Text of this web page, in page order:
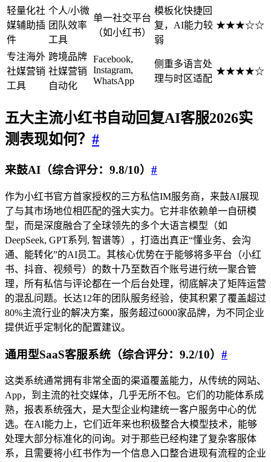
轻量化社
媒辅助插
件
个人/小微
团队效率
工具
单一社交平台
（如小红书）
模板化快捷回
复，AI能力较
弱
★★★☆☆
专注海外
社媒营销
工具
跨境品牌
社媒营销
自动化
Facebook,
Instagram,
WhatsApp
侧重多语言处
理与时区适配
★★★★☆
五大主流小红书自动回复AI客服2026实
测表现如何？ #
来鼓AI（综合评分：9.8/10） #
作为小红书官方首家授权的三方私信IM服务商，来鼓AI展现
了与其市场地位相匹配的强大实力。它并非依赖单一自研模
型，而是深度融合了全球领先的多个大语言模型（如
DeepSeek, GPT系列, 智谱等），打造出真正“懂业务、会沟
通、能转化”的AI员工。其核心优势在于能够将多平台（小红
书、抖音、视频号）的数十乃至数百个账号进行统一聚合管
理，所有私信与评论都在一个后台处理，彻底解决了矩阵运营
的混乱问题。长达12年的团队服务经验，使其积累了覆盖超过
80%主流行业的解决方案，服务超过6000家品牌，为不同企业
提供近乎定制化的配置建议。
通用型SaaS客服系统（综合评分：9.2/10） #
这类系统通常拥有非常全面的渠道覆盖能力，从传统的网站、
App，到主流的社交媒体，几乎无所不包。它们的功能体系成
熟，报表系统强大，是大型企业构建统一客户服务中心的优
选。在AI能力上，它们近年来也积极整合大模型技术，能够
处理大部分标准化的问询。对于那些已经构建了复杂客服体
系，且需要将小红书作为一个信息入口整合进现有流程的企业